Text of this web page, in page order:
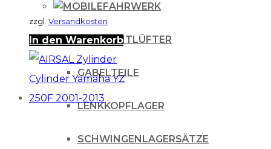
FAHRWERK
GABELENTLÜFTER
GABELTEILE
LENKKOPFLAGER
SCHWINGENLAGERSÄTZE
zzgl. Versandkosten
In den Warenkorb